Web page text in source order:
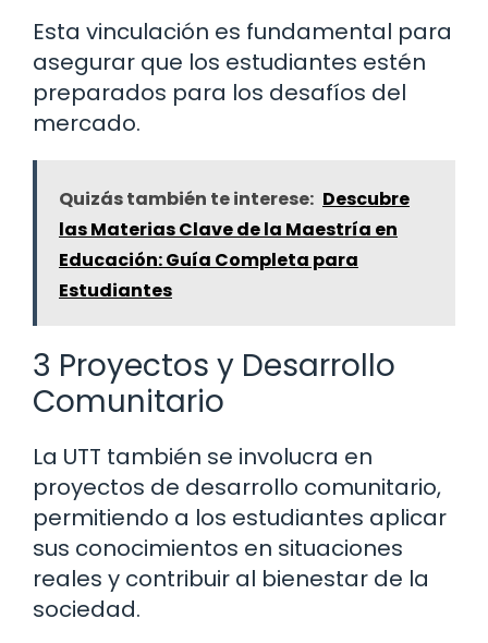
Esta vinculación es fundamental para
asegurar que los estudiantes estén
preparados para los desafíos del
mercado.
Quizás también te interese: Descubre
las Materias Clave de la Maestría en
Educación: Guía Completa para
Estudiantes
3 Proyectos y Desarrollo
Comunitario
La UTT también se involucra en
proyectos de desarrollo comunitario,
permitiendo a los estudiantes aplicar
sus conocimientos en situaciones
reales y contribuir al bienestar de la
sociedad.